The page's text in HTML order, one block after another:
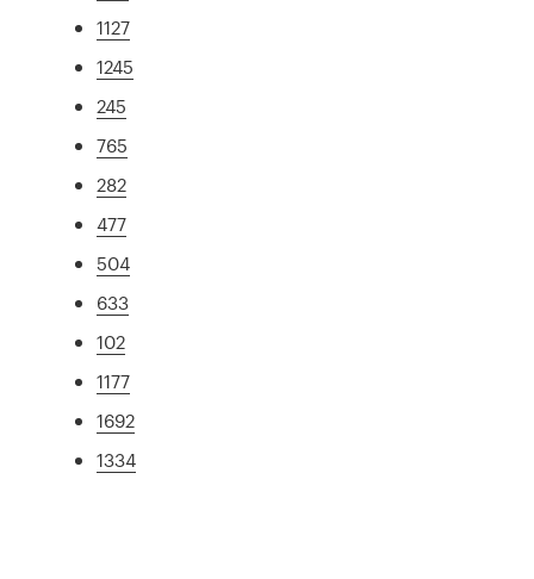
1127
1245
245
765
282
477
504
633
102
1177
1692
1334